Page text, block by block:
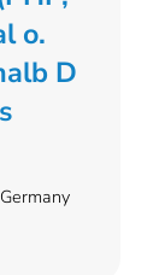
o.
D